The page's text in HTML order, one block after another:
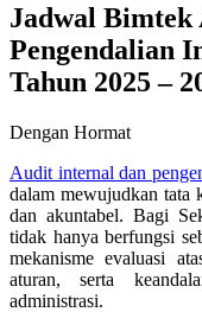
Jadwal
Pengendalian
Tahun 2025 –
Dengan Hormat
Audit internal dan
dalam mewujudkan tata
dan akuntabel. Bagi
tidak hanya berfungsi
mekanisme evaluasi
aturan, serta
administrasi.